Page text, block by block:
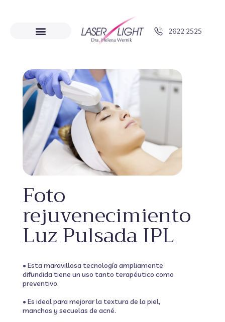
2622 2525
Foto
rejuvenecimiento
Luz Pulsada IPL
• Esta maravillosa tecnología ampliamente
difundida tiene un uso tanto terapéutico como
preventivo.
• Es ideal para mejorar la textura de la piel,
manchas y secuelas de acné.